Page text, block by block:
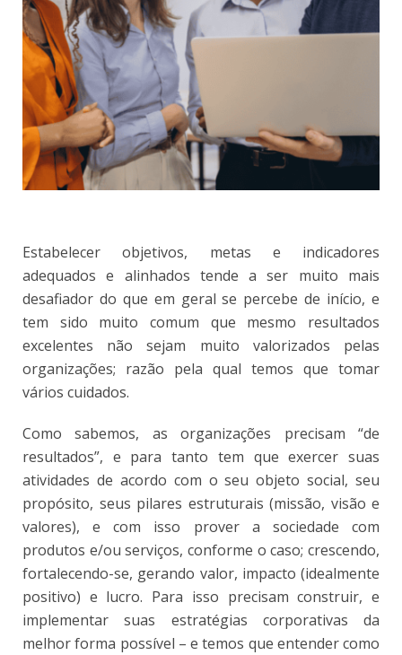
Estabelecer objetivos, metas e indicadores
adequados e alinhados tende a ser muito mais
desafiador do que em geral se percebe de início, e
tem sido muito comum que mesmo resultados
excelentes não sejam muito valorizados pelas
organizações; razão pela qual temos que tomar
vários cuidados.
Como sabemos, as organizações precisam “de
resultados”, e para tanto tem que exercer suas
atividades de acordo com o seu objeto social, seu
propósito, seus pilares estruturais (missão, visão e
valores), e com isso prover a sociedade com
produtos e/ou serviços, conforme o caso; crescendo,
fortalecendo-se, gerando valor, impacto (idealmente
positivo) e lucro. Para isso precisam construir, e
implementar suas estratégias corporativas da
melhor forma possível – e temos que entender como